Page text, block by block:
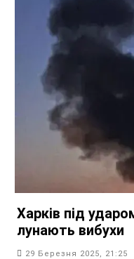
Харків під
лунають вибухи
29 Березня 2025, 21:25